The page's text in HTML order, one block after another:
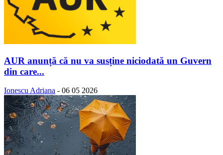
AUR anunță că nu va susține niciodată un Guvern
din care...
Ionescu Adriana - 06 05 2026